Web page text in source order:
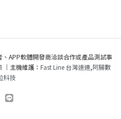
APP軟體開發商洽談合作或產品測試事
｜主機維護： Fast Line 台灣速連,阿腸數
科技